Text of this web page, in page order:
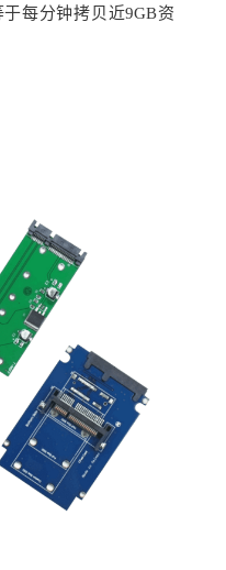
每分钟拷贝近9GB资